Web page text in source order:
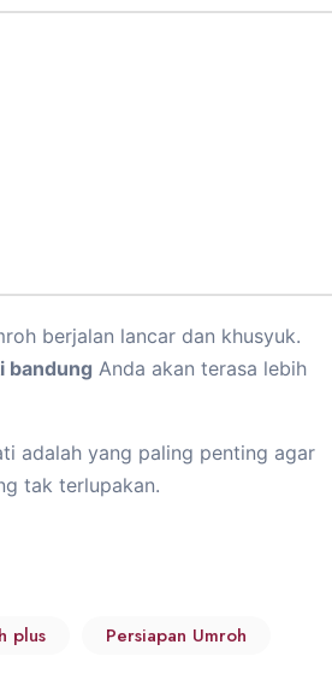
berjalan lancar dan khusyuk.
bandung Anda akan terasa lebih
adalah yang paling penting agar
tak terlupakan.
plus Persiapan Umroh